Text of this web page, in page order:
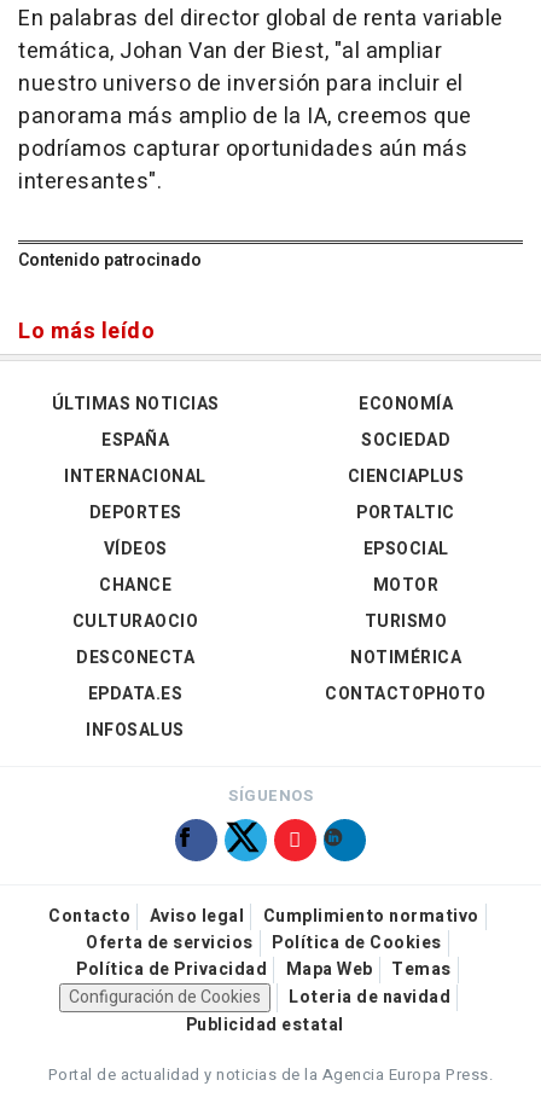
En palabras del director global de renta variable
temática, Johan Van der Biest, "al ampliar
nuestro universo de inversión para incluir el
panorama más amplio de la IA, creemos que
podríamos capturar oportunidades aún más
interesantes".
Contenido patrocinado
Lo más leído
ÚLTIMAS NOTICIAS
ESPAÑA
INTERNACIONAL
DEPORTES
VÍDEOS
ECONOMÍA
SOCIEDAD
CIENCIAPLUS
PORTALTIC
EPSOCIAL
CHANCE
CULTURAOCIO
DESCONECTA
EPDATA.ES
INFOSALUS
MOTOR
TURISMO
NOTIMÉRICA
CONTACTOPHOTO
SÍGUENOS
Contacto Aviso legal
Cumplimiento normativo
Oferta de servicios
Política de Cookies
Política de Privacidad
Mapa Web
Temas
Configuración de Cookies
Loteria de navidad
Publicidad estatal
Portal de actualidad y noticias de la Agencia Europa Press.